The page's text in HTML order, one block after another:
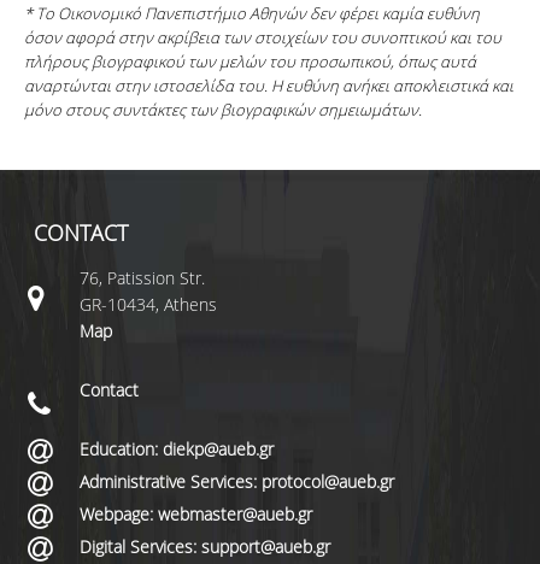
* Το Οικονομικό Πανεπιστήμιο Αθηνών δεν φέρει καμία ευθύνη
όσον αφορά στην ακρίβεια των στοιχείων του συνοπτικού και του
πλήρους βιογραφικού των μελών του προσωπικού, όπως αυτά
αναρτώνται στην ιστοσελίδα του. Η ευθύνη ανήκει αποκλειστικά και
μόνο στους συντάκτες των βιογραφικών σημειωμάτων.
CONTACT
76, Patission Str.
GR-10434, Athens
Map
Contact
Education: diekp@aueb.gr
Administrative Services: protocol@aueb.gr
Webpage: webmaster@aueb.gr
Digital Services: support@aueb.gr